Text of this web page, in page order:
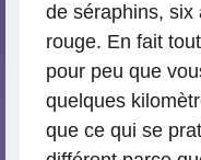
de séraphins, six
rouge. En fait
pour peu que
quelques
que ce qui se